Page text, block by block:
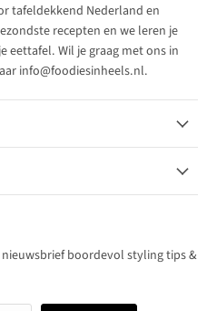
tafeldekkend Nederland en
recepten en we leren je
eettafel. Wil je graag met ons in
info@foodiesinheels.nl.
boordevol styling tips &